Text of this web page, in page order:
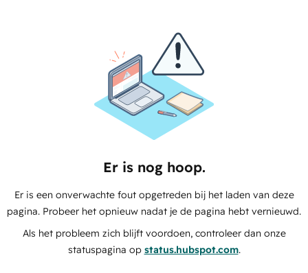
Er is nog hoop.
Er is een onverwachte fout opgetreden bij het laden van deze
pagina. Probeer het opnieuw nadat je de pagina hebt vernieuwd.
Als het probleem zich blijft voordoen, controleer dan onze
statuspagina op status.hubspot.com.